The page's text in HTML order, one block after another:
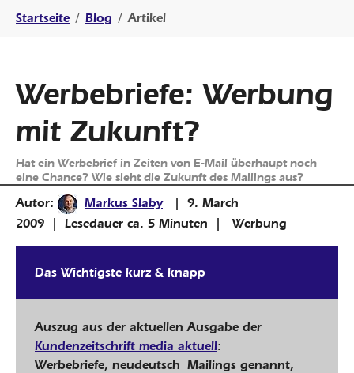
Startseite Blog Artikel
Werbebriefe: Werbung
mit Zukunft?
Hat ein Werbebrief in Zeiten von E-Mail überhaupt noch
eine Chance? Wie sieht die Zukunft des Mailings aus?
Autor: Markus Slaby| 9. March
2009 | Lesedauer ca. 5 Minuten | Werbung
Das Wichtigste kurz & knapp
Auszug aus der aktuellen Ausgabe der
Kundenzeitschrift media aktuell:
Werbebriefe, neudeutsch Mailings genannt,